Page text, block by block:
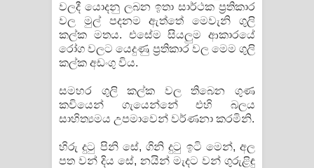
වලදී යොදනු ලබන ඉතා සාර්ථක ප්‍රතිකාර
වල මුල් පදනම ඇත්තේ මෙවැනි ගුලි
කල්ක මතය. එසේම සියලුම ආකාරයේ
රෝග වලට යෙදුණු ප්‍රතිකාර වල මෙම ගුලි
කල්ක අඩංගු විය.
සමහර ගුලි කල්ක වල තිබෙන ගුණ
කවියෙන් ගැයෙන්නේ එහි බලය
සාහිත්‍යමය උපමාවෙන් වර්ණනා කරමිනි.
හිරු දුටු පිනි සේ, ගිනි දුටු ඉටි මෙන්, අල
පත වන් දිය සේ, නයින් මැදට වන් ගුරුළිඳු